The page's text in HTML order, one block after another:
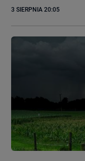
3 SIERPNIA 20:05